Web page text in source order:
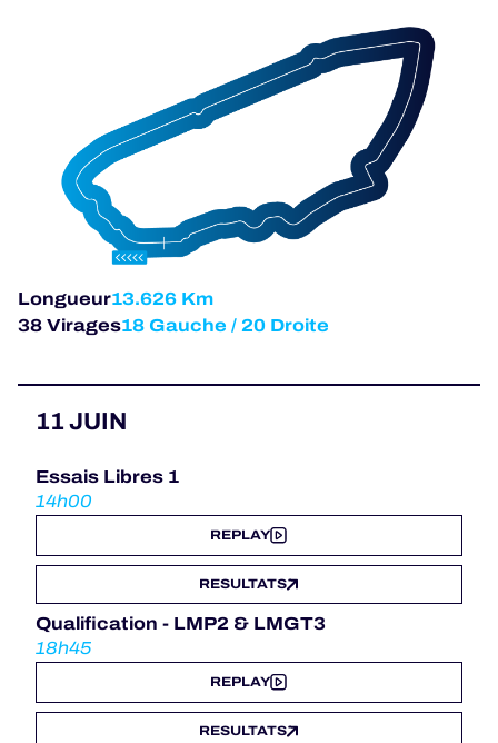
MLMC
11 JUIN
Essais Libres 1
14h00
REPLAY
RESULTATS
Qualification - LMP2 & LMGT3
18h45
REPLAY
RESULTATS
Longueur13.626 Km
38 Virages18 Gauche / 20 Droite